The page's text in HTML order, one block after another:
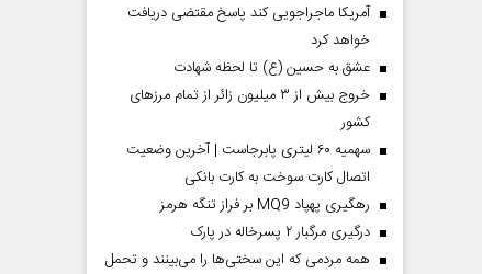
آمریکا ماجراجویی کند پاسخ مقتضی دریافت
خواهد کرد
عشق به حسین (ع) تا لحظه شهادت
خروج بیش از ۳ میلیون زائر از تمام مرز‌های
کشور
سهمیه ۶۰ لیتری پابرجاست | آخرین وضعیت
اتصال کارت سوخت به کارت بانکی
رهگیری پهپاد MQ9 بر فراز تنگه هرمز
درگیری مرگبار ۲ پسرخاله در پارک
همه مردمی که این سختی‌ها را می‌بینند و تحمل